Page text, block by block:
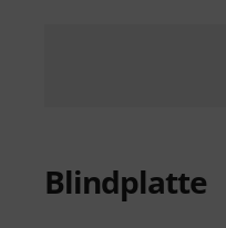
Blindplatte